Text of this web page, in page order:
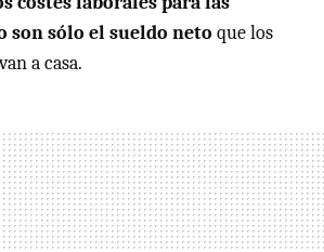
son sólo el sueldo neto que los
a casa.